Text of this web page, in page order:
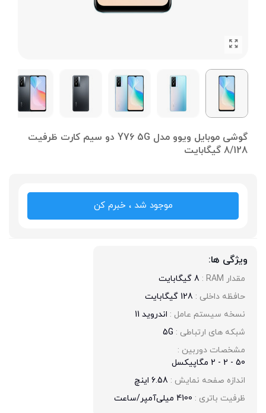
گوشی موبایل ویوو مدل Y76 5G دو سیم کارت ظرفیت
8/128 گیگابایت
موجود شد ، خبرم کن
ویژگی ها:
مقدار RAM :
8 گیگابایت
حافظه داخلی : 128 گیگابایت
نسخه سیستم عامل : اندروید 11
شبکه های ارتباطی : 5G
مشخصات دوربین :
50 - 2 - 2 مگاپیکسل
اندازه صفحه نمایش : 6.58 اینچ
ظرفیت باتری : 4100 میلی‌آمپر/ساعت